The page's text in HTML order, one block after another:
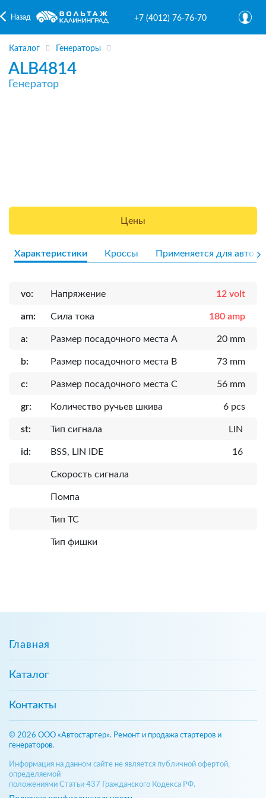
Назад +7 (4012) 76-76-70
Каталог Генераторы
ALB4814
Генератор
Цены
Характеристики Кроссы Применяется для авто
vo: Напряжение 12 volt
am: Сила тока 180 amp
a: Размер посадочного места A 20 mm
b: Размер посадочного места B 73 mm
c: Размер посадочного места C 56 mm
gr: Количество ручьев шкива 6 pcs
st: Тип сигнала LIN
id: BSS, LIN IDE 16
Скорость сигнала
Помпа
Тип ТС
Тип фишки
Главная
Каталог
Контакты
© 2026 ООО «Автостартер». Ремонт и продажа стартеров и
генераторов.
Информация на данном сайте не является публичной офертой,
определяемой
положениями Статьи 437 Гражданского Кодекса РФ.